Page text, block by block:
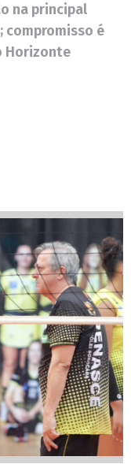
na principal
compromisso é
Horizonte